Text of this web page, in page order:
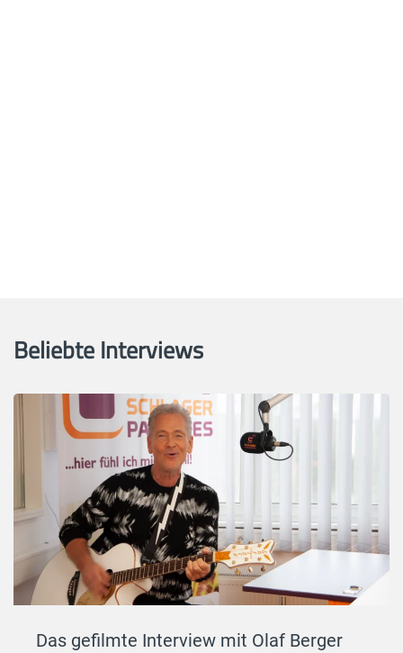
Beliebte Interviews
Das gefilmte Interview mit Olaf Berger